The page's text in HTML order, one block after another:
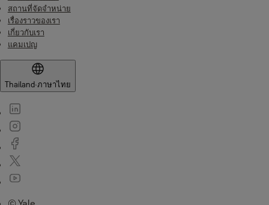
สถานที่จัดจำหน่าย
เรื่องราวของเรา
เกี่ยวกับเรา
แคมเปญ
Thailand·ภาษาไทย